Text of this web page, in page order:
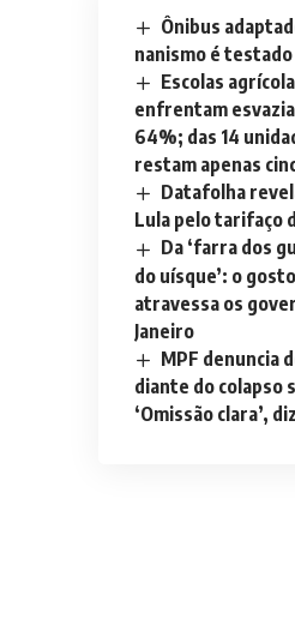
Ônibus
nanismo é testado
Escolas
enfrentam
64%; das 14
restam apenas
Datafolha
Lula pelo tarifaço
Da ‘farra dos
do uísque’: o
atravessa os
Janeiro
MPF denuncia
diante do colapso
‘Omissão clara’,